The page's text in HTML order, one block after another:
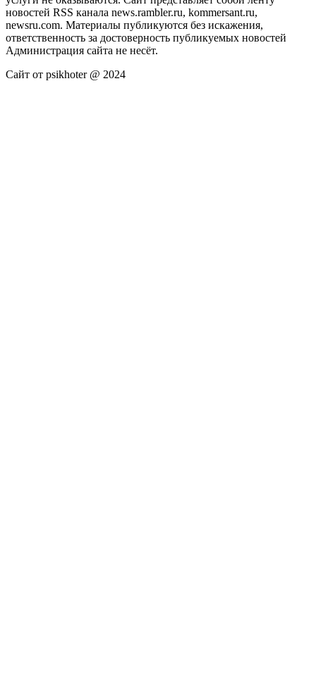
новостей RSS канала news.rambler.ru, kommersant.ru,
newsru.com. Материалы публикуются без искажения,
ответственность за достоверность публикуемых новостей
Администрация сайта не несёт.
Сайт от psikhoter @ 2024